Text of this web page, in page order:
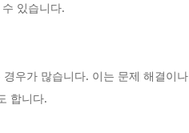
있습니다.
우가 많습니다. 이는 문제 해결이나
합니다.